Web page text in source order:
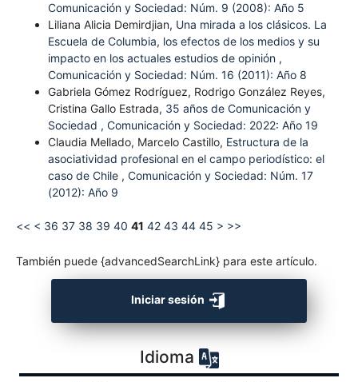
Comunicación y Sociedad: Núm. 9 (2008): Año 5
Liliana Alicia Demirdjian, Una mirada a los clásicos. La
Escuela de Columbia, los efectos de los medios y su
impacto en los actuales estudios de opinión ,
Comunicación y Sociedad: Núm. 16 (2011): Año 8
Gabriela Gómez Rodríguez, Rodrigo González Reyes,
Cristina Gallo Estrada, 35 años de Comunicación y
Sociedad , Comunicación y Sociedad: 2022: Año 19
Claudia Mellado, Marcelo Castillo, Estructura de la
asociatividad profesional en el campo periodístico: el
caso de Chile , Comunicación y Sociedad: Núm. 17
(2012): Año 9
<< < 36 37 38 39 40 41 42 43 44 45 > >>
También puede {advancedSearchLink} para este artículo.
Iniciar sesión
Idioma